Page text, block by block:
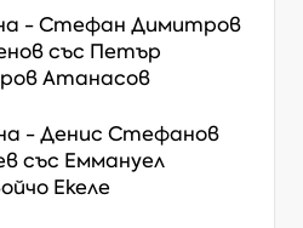
-Стефан Димитров
със Петър
Атанасов
-Денис Стефанов
със Eммануел
Екеле